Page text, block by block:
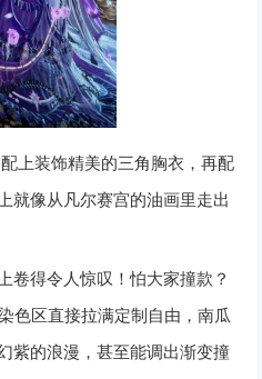
上装饰精美的三角胸衣，再配
就像从凡尔赛宫的油画里走出
卷得令人惊叹 ！怕大家撞款？
色区直接拉满定制自由，南瓜
紫的浪漫，甚至能调出渐变撞